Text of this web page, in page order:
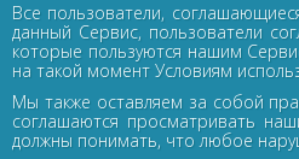
Все пользователи,
данный Сервис, пользователи
которые пользуются нашим
на такой момент Условиям
Мы также оставляем за собой
соглашаются просматривать
должны понимать, что любое